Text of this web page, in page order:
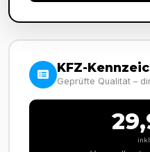
KFZ-
Geprüfte Qualität –